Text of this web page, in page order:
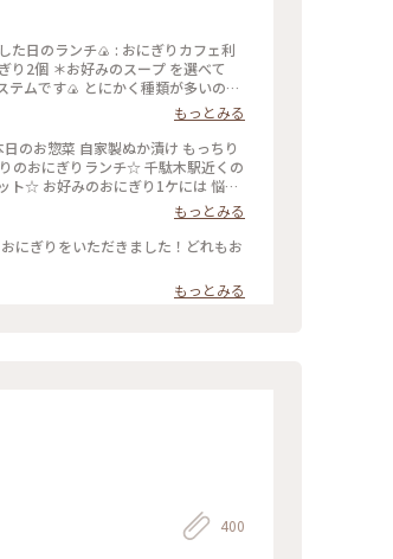
た日のランチ🍙 : おにぎりカフェ利
り2個 ＊お好みのスープ を選べて
テムです🍙 とにかく種類が多いの
ームチーズたらこ』を選びました！
ていてとっても美味しかったです♡
かった😌 : スイーツをいただく予定
お店は千駄木駅の近くで行きやすい
座れました。 外国人の方が多かった
ンチ #おにぎり #おにぎりカフェ #
ーな毎日
もっとみる
のお惣菜 自家製ぬか漬け もっちり
のおにぎりランチ☆ 千駄木駅近くの
ト☆ お好みのおにぎり1ケには 悩ん
け どれもおいしくホッとする味わ
まらなく味わい深いおいしさ☆☆☆
ぎり #おむすび #
もっとみる
にぎりをいただきました！どれもお
もっとみる
400